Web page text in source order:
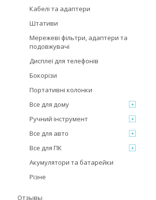
Кабелі та адаптери
Штативи
Мережеві фільтри, адаптери та
подовжувачі
Дисплеї для телефонів
Бокорізи
Портативні колонки
Все для дому
Ручний інструмент
Все для авто
Все для ПК
Акумулятори та батарейки
Різне
Отзывы